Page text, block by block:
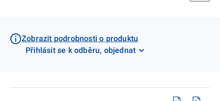
Zobrazit podrobnosti o produktu
Přihlásit se k odběru, objednat